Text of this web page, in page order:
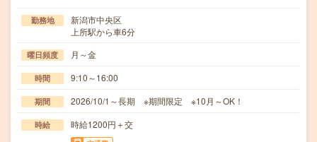
勤務地
新潟市中央区
上所駅から車6分
曜日頻度 月～金
時間 9:10～16:00
期間 2026/10/1～長期 ※期間限定 ※10月～OK！
時給 時給1200円＋交